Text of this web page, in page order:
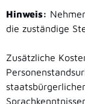
Hinweis:
die zuständige
Zusätzliche